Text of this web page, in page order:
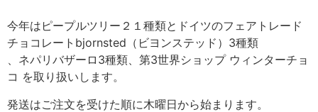
今年はピープルツリー２１種類とドイツのフェアトレード
チョコレートbjornsted（ビヨンステッド）3種類
、ネパリバザーロ3種類、第3世界ショップ ウィンターチョ
コ を取り扱いします。
発送はご注文を受けた順に木曜日から始まります。